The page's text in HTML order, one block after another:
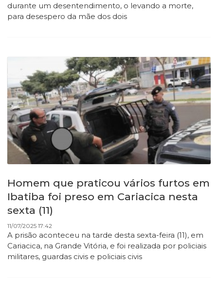
durante um desentendimento, o levando a morte,
para desespero da mãe dos dois
Homem que praticou vários furtos em
Ibatiba foi preso em Cariacica nesta
sexta (11)
11/07/2025 17:42
A prisão aconteceu na tarde desta sexta-feira (11), em
Cariacica, na Grande Vitória, e foi realizada por policiais
militares, guardas civis e policiais civis